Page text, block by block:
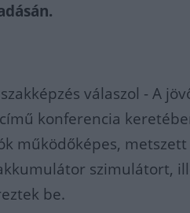
válaszol - A
konferencia
működőképes,
szimulátort,
be.